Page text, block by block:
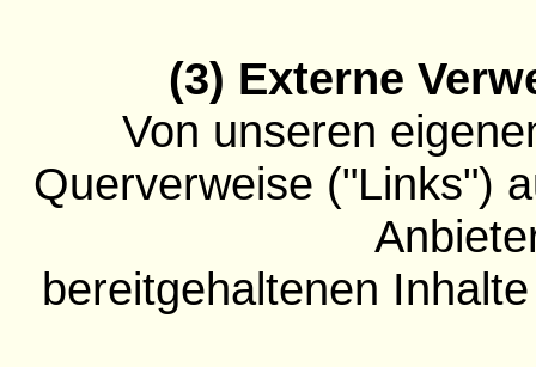
(3) Externe
Von unseren
Querverweise ("Links")
bereitgehaltenen